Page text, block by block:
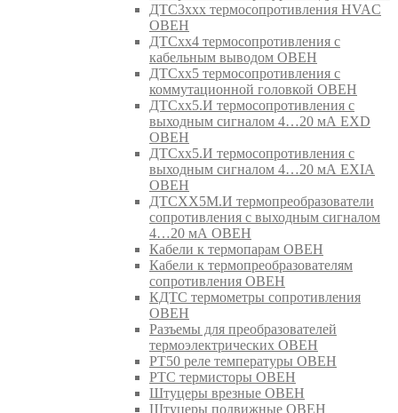
ДТС3ххх термосопротивления HVAC
ОВЕН
ДТСхх4 термосопротивления с
кабельным выводом ОВЕН
ДТСхх5 термосопротивления с
коммутационной головкой ОВЕН
ДТСхх5.И термосопротивления с
выходным сигналом 4…20 мА EXD
ОВЕН
ДТСхх5.И термосопротивления с
выходным сигналом 4…20 мА EXIA
ОВЕН
ДТСХХ5М.И термопреобразователи
сопротивления с выходным сигналом
4…20 мА ОВЕН
Кабели к термопарам ОВЕН
Кабели к термопреобразователям
сопротивления ОВЕН
КДТС термометры сопротивления
ОВЕН
Разъемы для преобразователей
термоэлектрических ОВЕН
РТ50 реле температуры ОВЕН
РТС термисторы ОВЕН
Штуцеры врезные ОВЕН
Штуцеры подвижные ОВЕН